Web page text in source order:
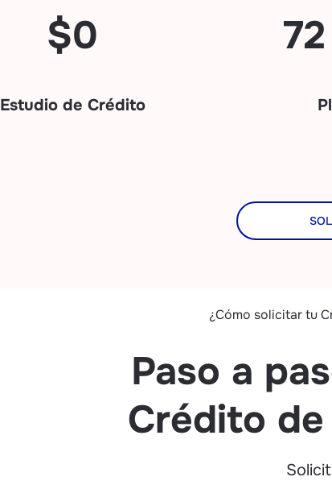
$0
Estudio de Crédito
¿Cómo solicitar tu
Paso a
Crédito